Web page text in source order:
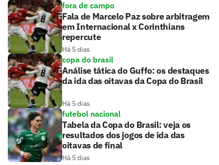
fora de campo
Fala de Marcelo Paz sobre arbitragem
em Internacional x Corinthians
repercute
Há 5 dias
copa do brasil
Análise tática do Guffo: os destaques
da ida das oitavas da Copa do Brasil
Há 5 dias
futebol nacional
Tabela da Copa do Brasil: veja os
resultados dos jogos de ida das
oitavas de final
Há 5 dias